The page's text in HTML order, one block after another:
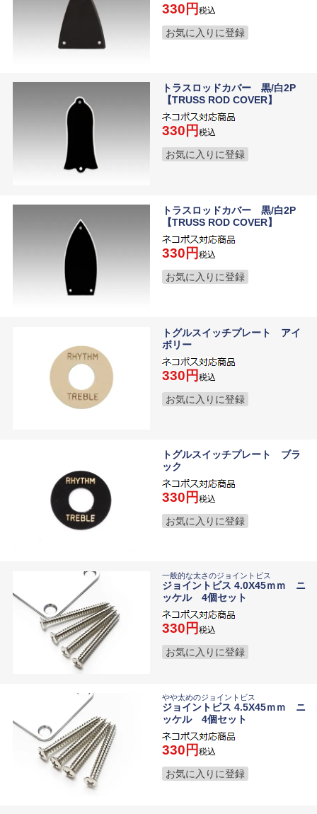
330 税込
お気に入りに登録
トラスロッドカバー 黒/白2P
【TRUSS ROD COVER】
330 税込
お気に入りに登録
トラスロッドカバー 黒/白2P
【TRUSS ROD COVER】
330 税込
お気に入りに登録
トグルスイッチプレート アイ
ボリー
330 税込
お気に入りに登録
トグルスイッチプレート ブラ
ック
330 税込
お気に入りに登録
一般的な太さのジョイントビス
ジョイントビス 4.0X45ｍｍ ニ
ッケル 4個セット
330 税込
お気に入りに登録
やや太めのジョイントビス
ジョイントビス 4.5X45ｍｍ ニ
ッケル 4個セット
330 税込
お気に入りに登録